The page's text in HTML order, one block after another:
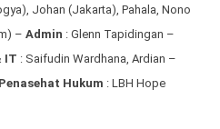
Johan (Jakarta), Pahala, Nono
– Admin : Glenn Tapidingan –
IT : Saifudin Wardhana, Ardian –
Penasehat Hukum : LBH Hope